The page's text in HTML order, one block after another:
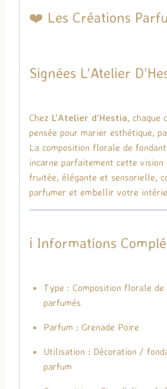
❤️ Les Créations
Signées L’Atelier
Chez L’Atelier d’Hestia, chaque
pensée pour marier esthétique,
La composition florale de
incarne parfaitement cette vision
fruitée, élégante et sensorielle,
parfumer et embellir votre
ℹ️ Informations
Type : Composition florale de
parfumés
Parfum : Grenade Poire
Utilisation : Décoration /
parfum